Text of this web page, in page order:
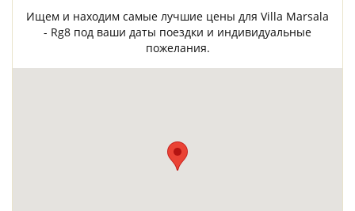
Ищем и находим самые лучшие цены для Villa Marsala
- Rg8 под ваши даты поездки и индивидуальные
пожелания.